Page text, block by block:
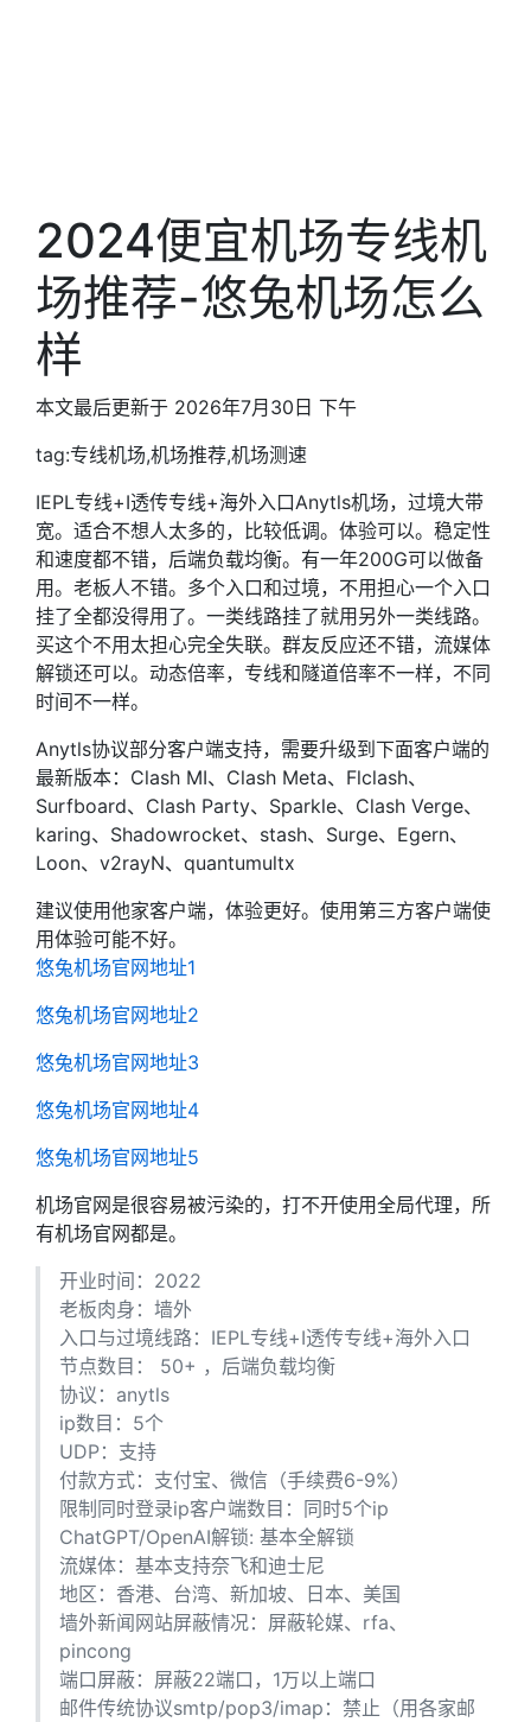
2024便宜机场专线机
场推荐-悠兔机场怎么
样
本文最后更新于 2026年7月30日 下午
tag:专线机场,机场推荐,机场测速
IEPL专线+I透传专线+海外入口Anytls机场，过境大带
宽。适合不想人太多的，比较低调。体验可以。稳定性
和速度都不错，后端负载均衡。有一年200G可以做备
用。老板人不错。多个入口和过境，不用担心一个入口
挂了全都没得用了。一类线路挂了就用另外一类线路。
买这个不用太担心完全失联。群友反应还不错，流媒体
解锁还可以。动态倍率，专线和隧道倍率不一样，不同
时间不一样。
Anytls协议部分客户端支持，需要升级到下面客户端的
最新版本：Clash MI、Clash Meta、Flclash、
Surfboard、Clash Party、Sparkle、Clash Verge、
karing、Shadowrocket、stash、Surge、Egern、
Loon、v2rayN、quantumultx
建议使用他家客户端，体验更好。使用第三方客户端使
用体验可能不好。
悠兔机场官网地址1
悠兔机场官网地址2
悠兔机场官网地址3
悠兔机场官网地址4
悠兔机场官网地址5
机场官网是很容易被污染的，打不开使用全局代理，所
有机场官网都是。
开业时间：2022
老板肉身：墙外
入口与过境线路：IEPL专线+I透传专线+海外入口
节点数目： 50+ ，后端负载均衡
协议：anytls
ip数目：5个
UDP：支持
付款方式：支付宝、微信（手续费6-9%）
限制同时登录ip客户端数目：同时5个ip
ChatGPT/OpenAI解锁: 基本全解锁
流媒体：基本支持奈飞和迪士尼
地区：香港、台湾、新加坡、日本、美国
墙外新闻网站屏蔽情况：屏蔽轮媒、rfa、
pincong
端口屏蔽：屏蔽22端口，1万以上端口
邮件传统协议smtp/pop3/imap：禁止（用各家邮